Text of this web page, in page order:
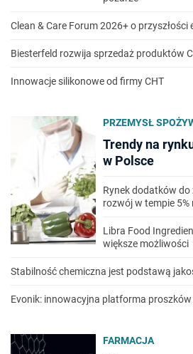
Clean & Care Forum 2026+ o
Biesterfeld rozwija sprzedaż produktów
Innowacje silikonowe od firmy CHT
PRZEMYSŁ
Trendy na
w Polsce
Rynek dodatków
rozwój w tempie 5%
Libra Food
większe możliwości
Stabilność chemiczna jest podstawą
Evonik: innowacyjna platforma proszków
FARMACJA